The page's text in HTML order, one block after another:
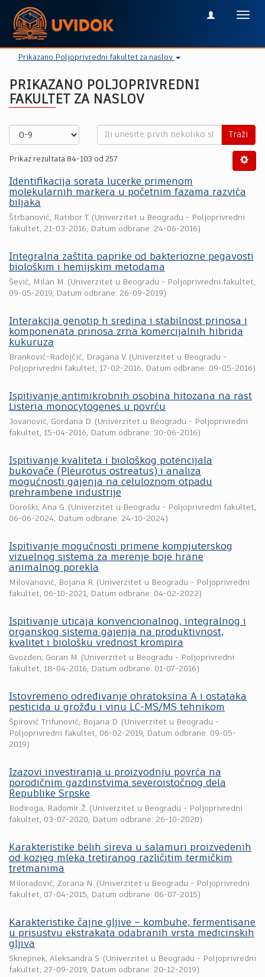
Prikazano Poljoprivredni fakultet za naslov
PRIKAZANO POLJOPRIVREDNI
FAKULTET ZA NASLOV
Traži
Prikaz rezultata 84-103 od 257
Identifikacija sorata lucerke primenom
molekularnih markera u početnim fazama razvića
biljaka
Štrbanović, Ratibor T. (Univerzitet u Beogradu - Poljoprivredni
fakultet, 21-03-2016, Datum odbrane: 24-06-2016)
Integralna zaštita paprike od bakteriozne pegavosti
biološkim i hemijskim metodama
Šević, Milan M. (Univerzitet u Beogradu - Poljoprivredni fakultet,
09-05-2019, Datum odbrane: 26-09-2019)
Interakcija genotip h sredina i stabilnost prinosa i
komponenata prinosa zrna komercijalnih hibrida
kukuruza
Branković-Radojčić, Dragana V. (Univerzitet u Beogradu -
Poljoprivredni fakultet, 17-02-2016, Datum odbrane: 09-05-2016)
Ispitivanje antimikrobnih osobina hitozana na rast
Listeria monocytogenes u povrću
Jovanović, Gordana D. (Univerzitet u Beogradu - Poljoprivredni
fakultet, 15-04-2016, Datum odbrane: 30-06-2016)
Ispitivanje kvaliteta i biološkog potencijala
bukovače (Pleurotus ostreatus) i analiza
mogućnosti gajenja na celuloznom otpadu
prehrambene industrije
Doroški, Ana G. (Univerzitet u Beogradu - Poljoprivredni fakultet,
06-06-2024, Datum odbrane: 24-10-2024)
Ispitivanje mogućnosti primene kompjuterskog
vizuelnog sistema za merenje boje hrane
animalnog porekla
Milovanović, Bojana R. (Univerzitet u Beogradu - Poljoprivredni
fakultet, 06-10-2021, Datum odbrane: 04-02-2022)
Ispitivanje uticaja konvencionalnog, integralnog i
organskog sistema gajenja na produktivnost,
kvalitet i biološku vrednost krompira
Gvozden, Goran M. (Univerzitet u Beogradu - Poljoprivredni
fakultet, 18-04-2016, Datum odbrane: 01-07-2016)
Istovremeno određivanje ohratoksina A i ostataka
pesticida u grožđu i vinu LC-MS/MS tehnikom
Špirović Trifunović, Bojana D. (Univerzitet u Beogradu -
Poljoprivredni fakultet, 06-02-2019, Datum odbrane: 09-05-
2019)
Izazovi investiranja u proizvodnju povrća na
porodičnim gazdinstvima severoistočnog dela
Republike Srpske
Bodiroga, Radomir Ž. (Univerzitet u Beogradu - Poljoprivredni
fakultet, 03-07-2020, Datum odbrane: 26-10-2020)
Karakteristike belih sireva u salamuri proizvedenih
od kozjeg mleka tretiranog različitim termičkim
tretmanima
Miloradović, Zorana N. (Univerzitet u Beogradu - Poljoprivredni
fakultet, 07-04-2015, Datum odbrane: 06-07-2015)
Karakteristike čajne gljive – kombuhe, fermentisane
u prisustvu ekstrakata odabranih vrsta medicinskih
gljiva
Sknepnek, Aleksandra S. (Univerzitet u Beogradu - Poljoprivredni
fakultet, 27-09-2019, Datum odbrane: 20-12-2019)